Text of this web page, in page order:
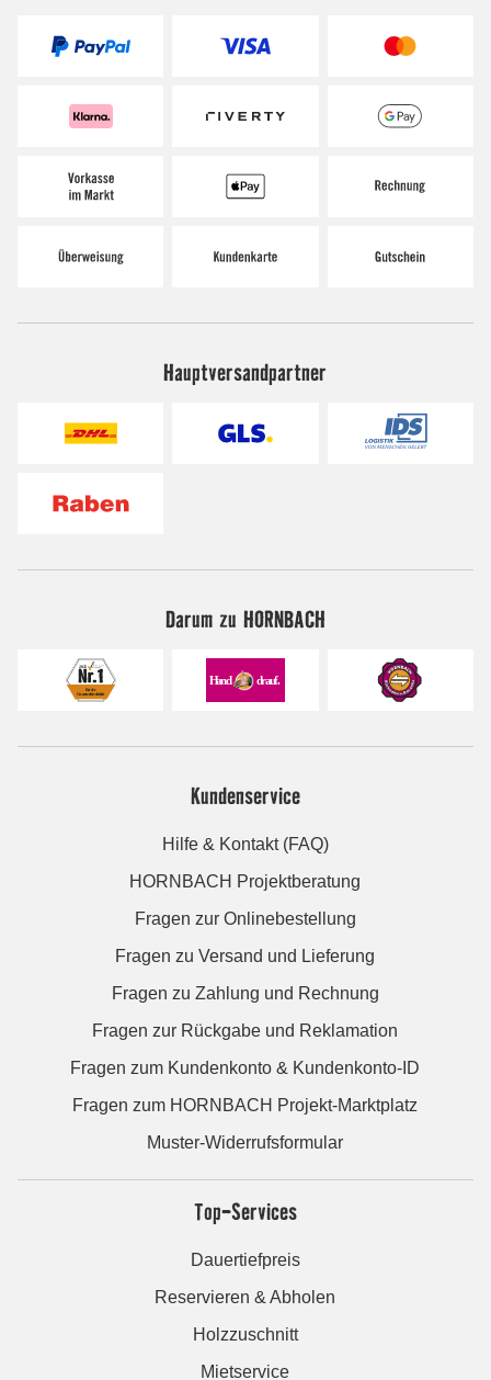
Hauptversandpartner
Darum zu HORNBACH
Kundenservice
Hilfe & Kontakt (FAQ)
HORNBACH Projektberatung
Fragen zur Onlinebestellung
Fragen zu Versand und Lieferung
Fragen zu Zahlung und Rechnung
Fragen zur Rückgabe und Reklamation
Fragen zum Kundenkonto & Kundenkonto-ID
Fragen zum HORNBACH Projekt-Marktplatz
Muster-Widerrufsformular
Top-Services
Dauertiefpreis
Reservieren & Abholen
Holzzuschnitt
Mietservice